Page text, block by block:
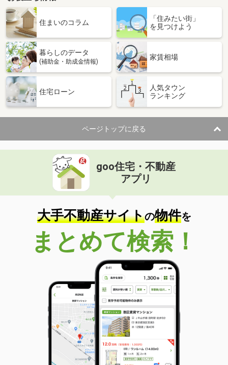
住まいのコラム
「住みたい街」
を見つけよう
暮らしのデータ
(補助金・助成金情報)
家賃相場
住宅ローン
人気タウン
ランキング
ページトップに戻る
goo住宅・不動産
アプリ
大手不動産サイトの物件を
まとめて検索！